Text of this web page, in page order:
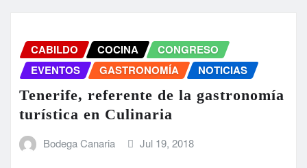
CABILDO COCINA
CONGRESO
EVENTOS
GASTRONOMÍA NOTICIAS
Tenerife, referente de la gastronomía
turística en Culinaria
Bodega Canaria Jul 19, 2018